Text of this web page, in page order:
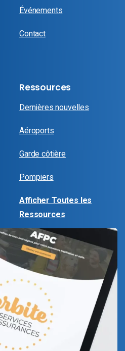
Événements
Contact
Ressources
Dernières nouvelles
Aéroports
Garde côtière
Pompiers
Afficher Toutes les
Ressources